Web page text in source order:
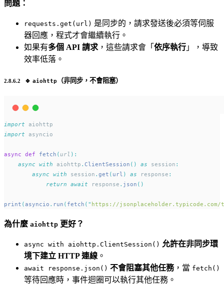
問題：
requests.get(url) 是同步的，請求發送後必須等伺服
器回應，程式才會繼續執行。
如果有多個 API 請求 ，這些請求會「 依序執行 」，導致
效率低落。
🔹 aiohttp （非同步，不會阻塞）
import aiohttp
import asyncio
async def fetch (url ):
async with aiohttp . ClientSession () as session :
async with session . get ( url ) as response :
return await response . json ()
print (asyncio . run ( fetch ( " https://jsonplaceholder.typicode.com/
為什麼 aiohttp 更好？
async with aiohttp.ClientSession() 允許在非同步環
境下建立 HTTP 連線 。
await response.json() 不會阻塞其他任務，當 fetch()
等待回應時，事件迴圈可以執行其他任務。